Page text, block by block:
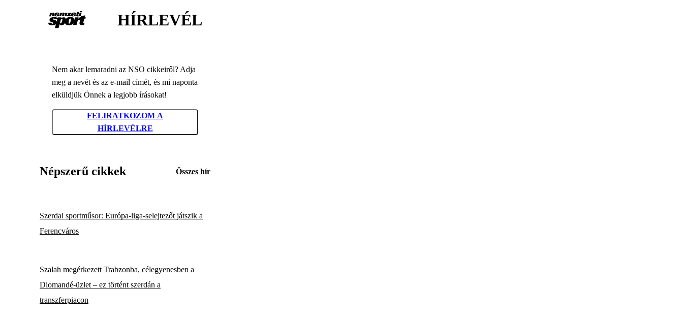
HÍRLEVÉL
Nem akar lemaradni az NSO cikkeiről? Adja
meg a nevét és az e-mail címét, és mi naponta
elküldjük Önnek a legjobb írásokat!
FELIRATKOZOM A
HÍRLEVÉLRE
Népszerű cikkek Összes hír
Szerdai sportműsor: Európa-liga-selejtezőt játszik a
Ferencváros
Szalah megérkezett Trabzonba, célegyenesben a
Diomandé-üzlet – ez történt szerdán a
transzferpiacon